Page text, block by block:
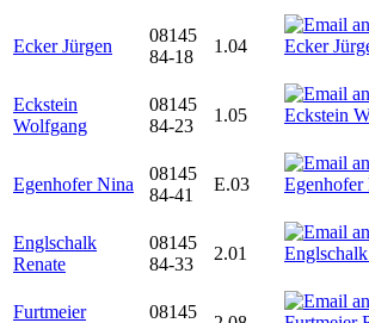
Ecker Jürgen
08145
84-18
1.04
Eckstein
Wolfgang
08145
84-23
1.05
Egenhofer Nina
08145
84-41
E.03
Englschalk
Renate
08145
84-33
2.01
Furtmeier
08145